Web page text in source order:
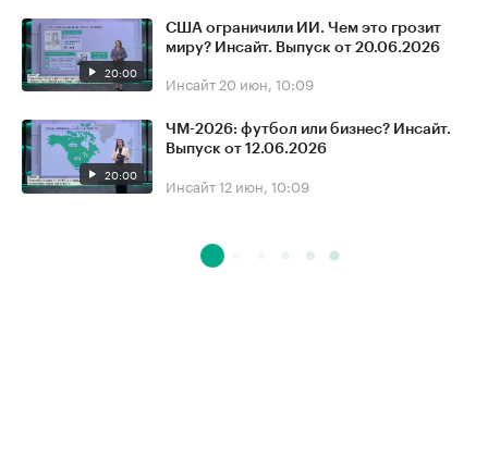
20:00
США ограничили ИИ. Чем это грозит
миру? Инсайт. Выпуск от 20.06.2026
Инсайт 20 июн, 10:09
20:00
ЧМ-2026: футбол или бизнес? Инсайт.
Выпуск от 12.06.2026
Инсайт12 июн, 10:09